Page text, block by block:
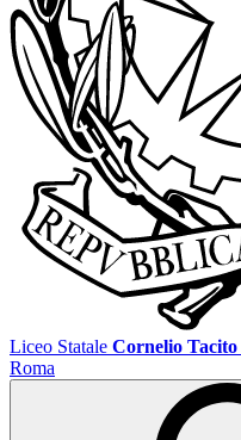
Liceo Statale Cornelio Tacito
Roma